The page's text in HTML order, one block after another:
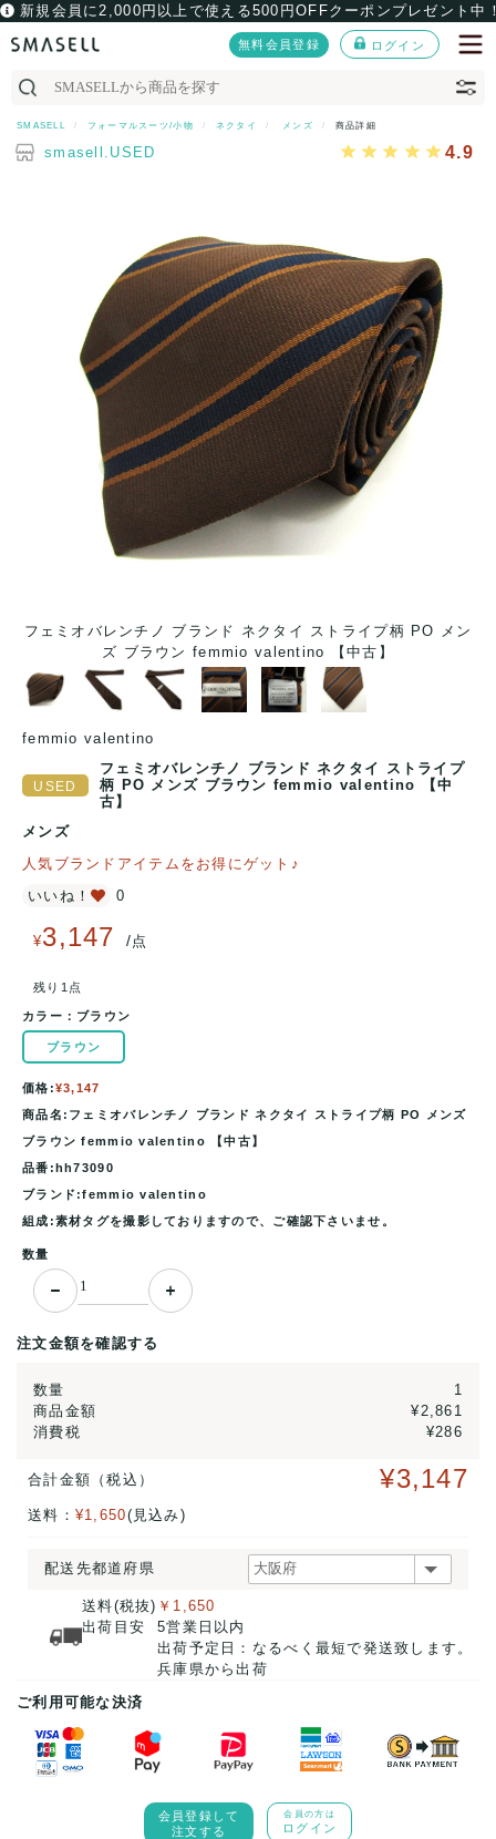
新規会員に2,000円以上で使える500円OFFクーポンプレゼント中
無料会員登録 ログイン
SMASELL フォーマルスーツ/小物 ネクタイ メンズ 商品詳細
smasell.USED 4.9
フェミオバレンチノ ブランド ネクタイ ストライプ柄 PO メン
ズ ブラウン femmio valentino 【中古】
femmio valentino
フェミオバレンチノ ブランド ネクタイ ストライプ
柄 PO メンズ ブラウン femmio valentino 【中
古】
メンズ
人気ブランドアイテムをお得にゲット♪
いいね！
0
¥3,147 /点
残り1点
カラー： ブラウン
ブラウン
価格:¥3,147
商品名:フェミオバレンチノ ブランド ネクタイ ストライプ柄 PO メンズ
ブラウン femmio valentino 【中古】
品番:hh73090
ブランド:femmio valentino
組成:素材タグを撮影しておりますので、ご確認下さいませ。
数量
注文金額を確認する
数量
1
商品金額
¥2,861
消費税
¥286
合計金額（税込） ¥3,147
送料： ¥1,650(見込み)
配送先都道府県
送料(税抜)
出荷目安
￥1,650
5営業日以内
出荷予定日：なるべく最短で発送致します。
兵庫県から出荷
ご利用可能な決済
会員登録して
注文する
会員の方は
ログイン